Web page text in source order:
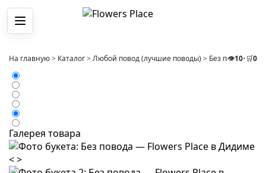
Меню
На главную> Каталог> Любой повод (лучшие поводы) > Без повода>
👁️10•🛒0
Галерея товара
<>